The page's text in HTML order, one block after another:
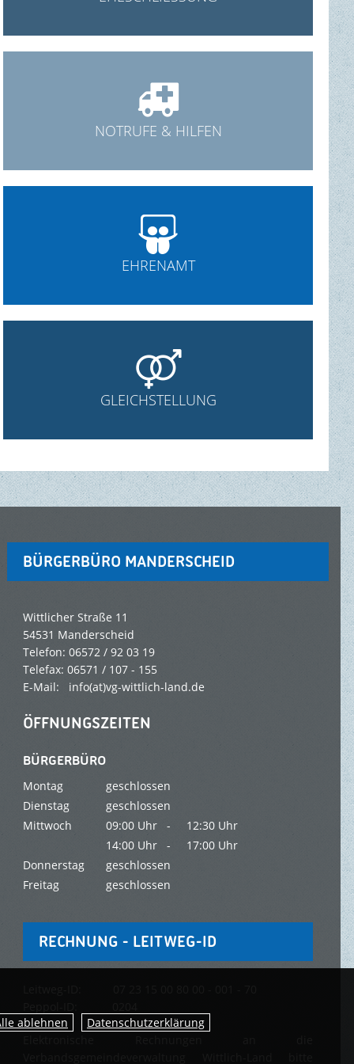

NOTRUFE & HILFEN

EHRENAMT

GLEICHSTELLUNG
BÜRGERBÜRO MANDERSCHEID
Wittlicher Straße 11
54531 Manderscheid
Telefon: 06572 / 92 03 19
Telefax: 06571 / 107 - 155
E-Mail: info(at)vg-wittlich-land.de
ÖFFNUNGSZEITEN
BÜRGERBÜRO
Montag
geschlossen
Dienstag
geschlossen
Mittwoch
09:00 Uhr - 12:30 Uhr
14:00 Uhr -
17:00 Uhr
Donnerstag
geschlossen
Freitag
geschlossen
RECHNUNG - LEITWEG-ID
Datenschutzerklärung